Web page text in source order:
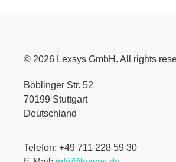
© 2026 Lexsys GmbH. All rights
Böblinger Str. 52
70199 Stuttgart
Deutschland
Telefon: +49 711 228 59 30